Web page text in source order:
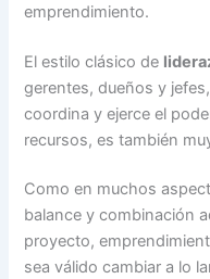
emprendimiento.
El estilo clásico de
gerentes, dueños y
coordina y ejerce el
recursos, es también
Como en muchos
balance y combinación
proyecto,
sea válido cambiar a lo